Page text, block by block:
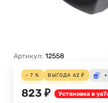
Артикул: 12558
- 7 % ВЫГОДА 62 ₽
823 ₽ Установка в